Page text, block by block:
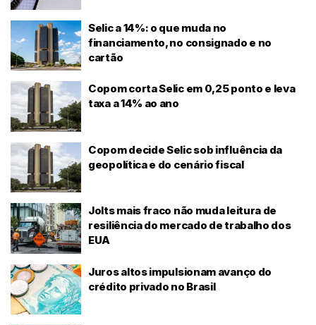
Selic a 14%: o que muda no
financiamento, no consignado e no
cartão
Copom corta Selic em 0,25 ponto e leva
taxa a 14% ao ano
Copom decide Selic sob influência da
geopolítica e do cenário fiscal
Jolts mais fraco não muda leitura de
resiliência do mercado de trabalho dos
EUA
Juros altos impulsionam avanço do
crédito privado no Brasil